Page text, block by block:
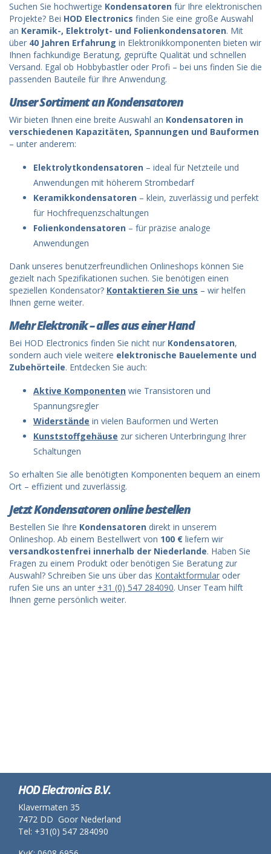
Suchen Sie hochwertige Kondensatoren für Ihre elektronischen
Projekte? Bei HOD Electronics finden Sie eine große Auswahl
an Keramik-, Elektrolyt- und Folienkondensatoren. Mit
über 40 Jahren Erfahrung in Elektronikkomponenten bieten wir
Ihnen fachkundige Beratung, geprüfte Qualität und schnellen
Versand. Egal ob Hobbybastler oder Profi – bei uns finden Sie die
passenden Bauteile für Ihre Anwendung.
Unser Sortiment an Kondensatoren
Wir bieten Ihnen eine breite Auswahl an Kondensatoren in
verschiedenen Kapazitäten, Spannungen und Bauformen
– unter anderem:
Elektrolytkondensatoren – ideal für Netzteile und
Anwendungen mit höherem Strombedarf
Keramikkondensatoren – klein, zuverlässig und perfekt
für Hochfrequenzschaltungen
Folienkondensatoren – für präzise analoge
Anwendungen
Dank unseres benutzerfreundlichen Onlineshops können Sie
gezielt nach Spezifikationen suchen. Sie benötigen einen
speziellen Kondensator? Kontaktieren Sie uns – wir helfen
Ihnen gerne weiter.
Mehr Elektronik – alles aus einer Hand
Bei HOD Electronics finden Sie nicht nur Kondensatoren,
sondern auch viele weitere elektronische Bauelemente und
Zubehörteile. Entdecken Sie auch:
Aktive Komponenten wie Transistoren und
Spannungsregler
Widerstände in vielen Bauformen und Werten
Kunststoffgehäuse zur sicheren Unterbringung Ihrer
Schaltungen
So erhalten Sie alle benötigten Komponenten bequem an einem
Ort – effizient und zuverlässig.
Jetzt Kondensatoren online bestellen
Bestellen Sie Ihre Kondensatoren direkt in unserem
Onlineshop. Ab einem Bestellwert von 100 € liefern wir
versandkostenfrei innerhalb der Niederlande. Haben Sie
Fragen zu einem Produkt oder benötigen Sie Beratung zur
Auswahl? Schreiben Sie uns über das Kontaktformular oder
rufen Sie uns an unter +31 (0) 547 284090. Unser Team hilft
Ihnen gerne persönlich weiter.
HOD Electronics B.V.
Klavermaten 35
7472 DD Goor Nederland
Tel: +31(0) 547 284090